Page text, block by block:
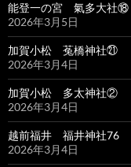
能登一の宮 氣多大社⑱
2026年3月5日
加賀小松 菟橋神社㉑
2026年3月4日
加賀小松 多太神社②
2026年3月4日
越前福井 福井神社76
2026年3月4日